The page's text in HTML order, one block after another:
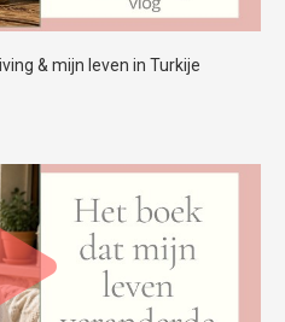
& mijn leven in Turkije